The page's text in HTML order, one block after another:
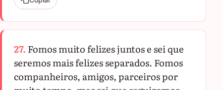
27. Fomos muito felizes juntos e sei que
seremos mais felizes separados. Fomos
companheiros, amigos, parceiros por